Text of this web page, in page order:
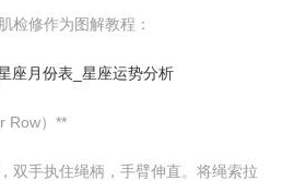
检修作为图解教程：
座月份表_星座运势分析
Row）**
双手执住绳柄，手臂伸直。将绳索拉